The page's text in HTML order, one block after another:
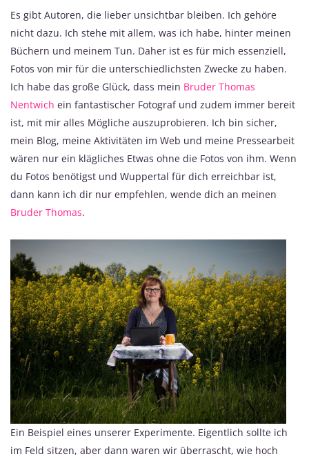
Es gibt Autoren, die lieber unsichtbar bleiben. Ich gehöre
nicht dazu. Ich stehe mit allem, was ich habe, hinter meinen
Büchern und meinem Tun. Daher ist es für mich essenziell,
Fotos von mir für die unterschiedlichsten Zwecke zu haben.
Ich habe das große Glück, dass mein Bruder Thomas
Nentwich ein fantastischer Fotograf und zudem immer bereit
ist, mit mir alles Mögliche auszuprobieren. Ich bin sicher,
mein Blog, meine Aktivitäten im Web und meine Pressearbeit
wären nur ein klägliches Etwas ohne die Fotos von ihm. Wenn
du Fotos benötigst und Wuppertal für dich erreichbar ist,
dann kann ich dir nur empfehlen, wende dich an meinen
Bruder Thomas.
Ein Beispiel eines unserer Experimente. Eigentlich sollte ich
im Feld sitzen, aber dann waren wir überrascht, wie hoch